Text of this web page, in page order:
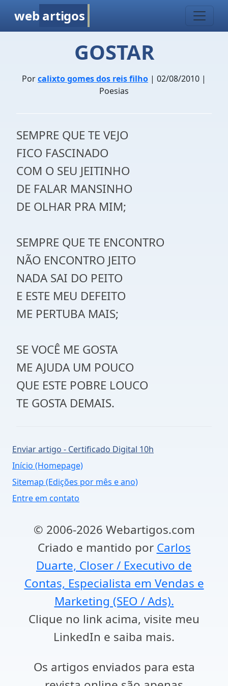
web artigos
GOSTAR
Porcalixto gomes dos reis filho | 02/08/2010 |
Poesias
SEMPRE QUE TE VEJO
FICO FASCINADO
COM O SEU JEITINHO
DE FALAR MANSINHO
DE OLHAR PRA MIM;
SEMPRE QUE TE ENCONTRO
NÃO ENCONTRO JEITO
NADA SAI DO PEITO
E ESTE MEU DEFEITO
ME PERTUBA MAIS;
SE VOCÊ ME GOSTA
ME AJUDA UM POUCO
QUE ESTE POBRE LOUCO
TE GOSTA DEMAIS.
Enviar artigo - Certificado Digital 10h
Início (Homepage)
Sitemap (Edições por mês e ano)
Entre em contato
© 2006-2026 Webartigos.com
Criado e mantido por Carlos
Duarte, Closer / Executivo de
Contas, Especialista em Vendas e
Marketing (SEO / Ads).
Clique no link acima, visite meu
LinkedIn e saiba mais.
Os artigos enviados para esta